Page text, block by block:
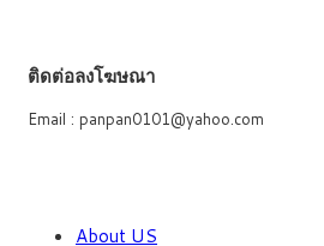
ติดต่อลงโฆษณา
Email : panpan0101@yahoo.com
About US